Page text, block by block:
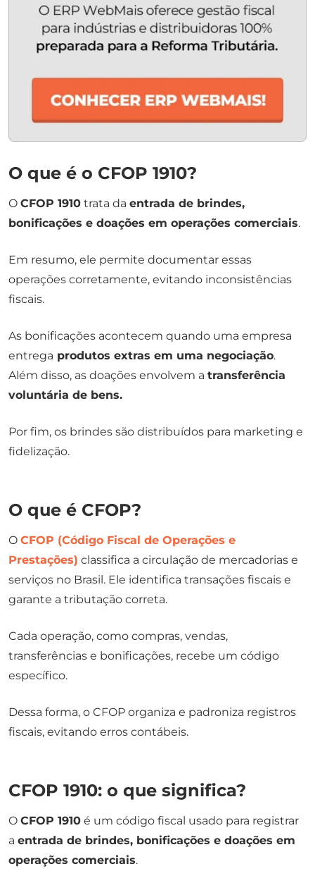
O que é o CFOP 1910?
O CFOP 1910 trata da entrada de brindes,
bonificações e doações em operações comerciais.
Em resumo, ele permite documentar essas
operações corretamente, evitando inconsistências
fiscais.
As bonificações acontecem quando uma empresa
entrega produtos extras em uma negociação.
Além disso, as doações envolvem a transferência
voluntária de bens.
Por fim, os brindes são distribuídos para marketing e
fidelização.
O que é CFOP?
O CFOP (Código Fiscal de Operações e
Prestações) classifica a circulação de mercadorias e
serviços no Brasil. Ele identifica transações fiscais e
garante a tributação correta.
Cada operação, como compras, vendas,
transferências e bonificações, recebe um código
específico.
Dessa forma, o CFOP organiza e padroniza registros
fiscais, evitando erros contábeis.
CFOP 1910: o que significa?
O CFOP 1910 é um código fiscal usado para registrar
a entrada de brindes, bonificações e doações em
operações comerciais.